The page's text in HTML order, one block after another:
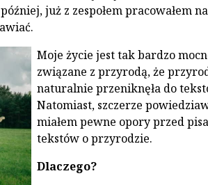
już z zespołem pracowałem
Moje życie jest tak bardzo
związane z przyrodą, że
naturalnie przeniknęła do
Natomiast, szczerze
miałem pewne opory przed
tekstów o przyrodzie.
Dlaczego?